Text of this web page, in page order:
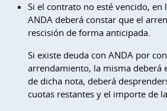
Si el contrato no esté vencido, en
ANDA deberá constar que el
rescisión de forma anticipada.
Si existe deuda con ANDA por
arrendamiento, la misma deberá
de dicha nota, deberá
cuotas restantes y el importe de